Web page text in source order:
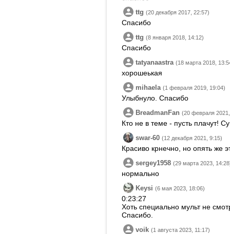
ttg (20 декабря 2017, 22:57)
Спасибо
ttg (8 января 2018, 14:12)
Спасибо
tatyanaastra (18 марта 2018,
хорошеькая
mihaela (1 февраля 2019, 19:04)
Улыбнуло. Спасибо
BreadmanFan (20 февраля
Кто не в теме - пусть плачут!
swar-60 (12 декабря 2021, 9:15)
Красиво крнечно, но опять же
sergey1958 (29 марта 2023,
нормально
Keysi (6 мая 2023, 18:06)
0:23:27
Хоть специально мульт не
Спасибо.
voik (1 августа 2023, 11:17)